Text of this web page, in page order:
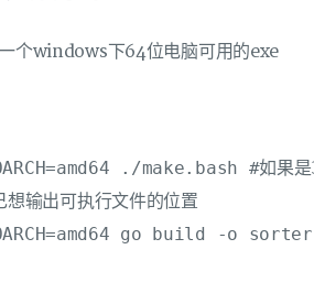
个windows下64位电脑可用的exe
./make.bash #如果是
输出可执行文件的位置